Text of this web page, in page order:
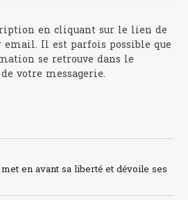
en cliquant sur le lien de
Il est parfois possible que
se retrouve dans le
votre messagerie.
met en avant sa liberté et dévoile ses